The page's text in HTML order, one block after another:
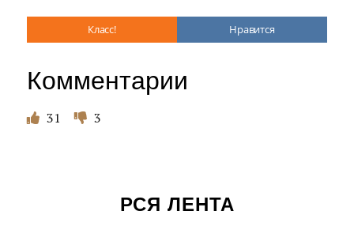
Класс! Нравится
Комментарии
31 3
РСЯ ЛЕНТА